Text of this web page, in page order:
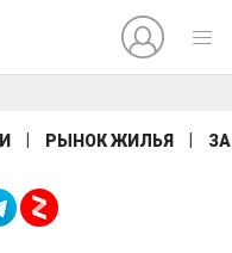
РЫНОК ЖИЛЬЯ